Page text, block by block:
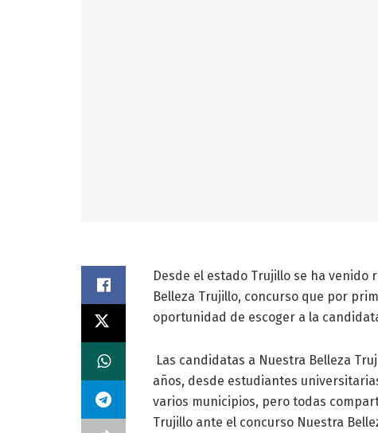
Desde el estado Trujillo se ha
Belleza Trujillo, concurso que por
oportunidad de escoger a la
Las candidatas a Nuestra Belleza
años, desde estudiantes
varios municipios, pero todas
Trujillo ante el concurso Nuestra